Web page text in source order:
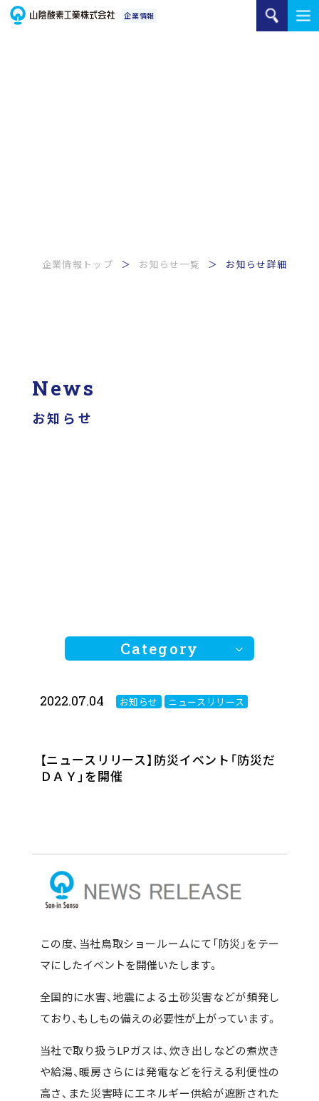
ご家庭のお客様
企業情報トップ お知らせ一覧 お知らせ詳細
News
お知らせ
Category
お知らせ
ニュースリリース
2022.07.04 お知らせ ニュースリリース
【ニュースリリース】防災イベント「防災だ
ＤＡＹ」を開催
この度、当社鳥取ショールームにて「防災」をテー
マにしたイベントを開催いたします。
全国的に水害、地震による土砂災害などが頻発し
ており、もしもの備えの必要性が上がっています。
当社で取り扱うLPガスは、炊き出しなどの煮炊き
や給湯、暖房さらには発電などを行える利便性の
高さ、また災害時にエネルギー供給が遮断された